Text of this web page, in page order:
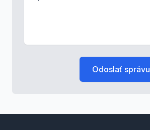
Odoslať správu